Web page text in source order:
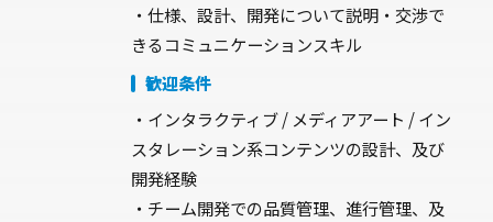
・仕様、設計、開発について説明・交渉で
きるコミュニケーションスキル
歓迎条件
・インタラクティブ / メディアアート / イン
スタレーション系コンテンツの設計、及び
開発経験
・チーム開発での品質管理、進行管理、及